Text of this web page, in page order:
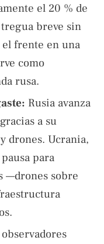
el 20 % de
breve sin
frente en una
como
rusa.
Rusia avanza
a su
drones. Ucrania,
para
—drones sobre